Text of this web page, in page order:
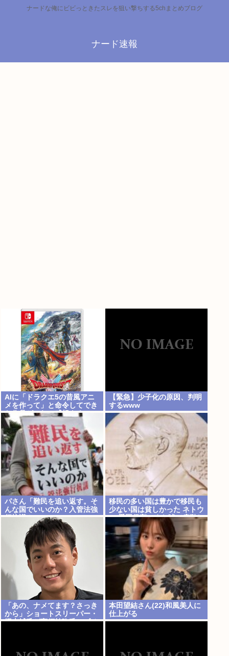
ナードな俺にビビっときたスレを狙い撃ちする5chまとめブログ
ナード速報
AIに「ドラクエ5の昔風アニ
メを作って」と命令してでき
た作品がこれ、感想よろ
【緊急】少子化の原因、判明
するwww
パさん「難民を追い返す。そ
んな国でいいのか？入管法強
行抗議！」
移民の多い国は豊かで移民も
少ない国は貧しかった ネトウ
ヨ 愛国保守、また嘘で扇動し
日本破壊成功
「あの、ナメてます？さっき
から」ショートスリーパー・
堀大輔氏が高須幹弥氏にブチ
本田望結さん(22)和風美人に
仕上がる